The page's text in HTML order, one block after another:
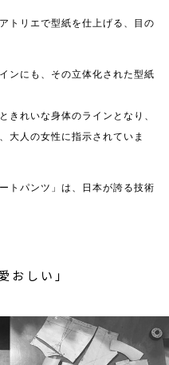
トリエで型紙を仕上げる、目の
ンにも、その立体化された型紙
きれいな身体のラインとなり、
大人の女性に指示されていま
トパンツ」は、日本が誇る技術
おしい」